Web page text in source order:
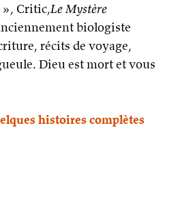
», Critic,Le Mystère
biologiste
récits de voyage,
Dieu est mort et vous
histoires complètes